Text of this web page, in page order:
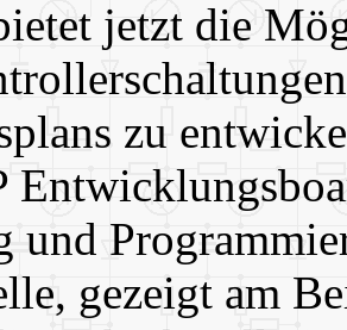
jetzt die
zu
und
gezeigt am